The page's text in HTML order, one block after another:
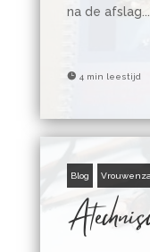
na de afslag...
 4 min leestijd
Blog